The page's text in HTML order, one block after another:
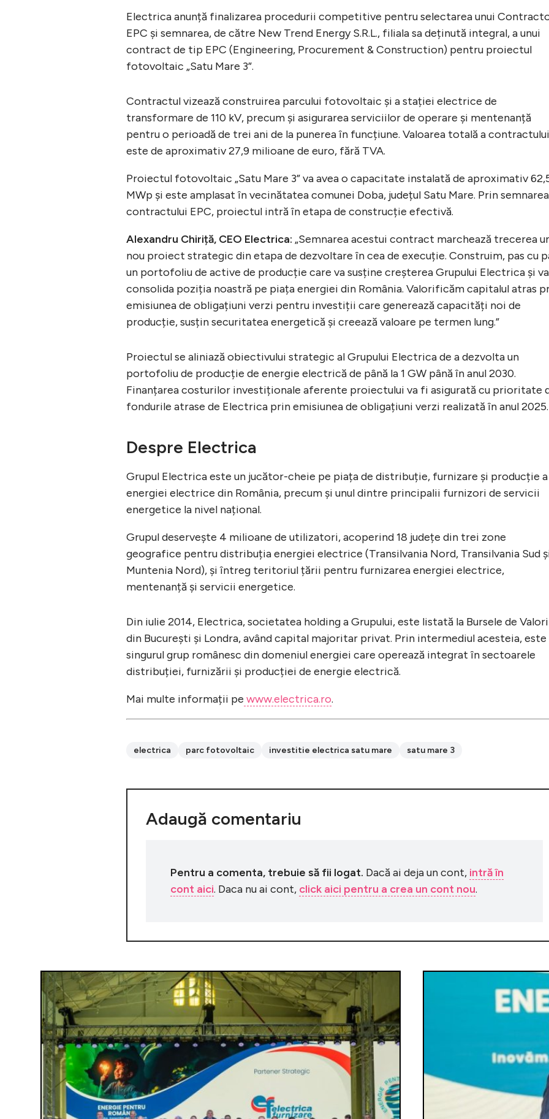
Electrica anunță finalizarea procedurii competitive pentru selectarea unui
EPC și semnarea, de către New Trend Energy S.R.L., filiala sa deținută integral, a unui
contract de tip EPC (Engineering, Procurement & Construction) pentru proiectul
fotovoltaic „Satu Mare 3”.
Contractul vizează construirea parcului fotovoltaic și a stației electrice de
transformare de 110 kV, precum și asigurarea serviciilor de operare și mentenanță
pentru o perioadă de trei ani de la punerea în funcțiune. Valoarea totală a contractului
este de aproximativ 27,9 milioane de euro, fără TVA.
Proiectul fotovoltaic „Satu Mare 3” va avea o capacitate instalată de aproximativ
MWp și este amplasat în vecinătatea comunei Doba, județul Satu Mare. Prin semnarea
contractului EPC, proiectul intră în etapa de construcție efectivă.
Alexandru Chiriță, CEO Electrica: „Semnarea acestui contract marchează trecerea
nou proiect strategic din etapa de dezvoltare în cea de execuție. Construim, pas cu
un portofoliu de active de producție care va susține creșterea Grupului Electrica și va
consolida poziția noastră pe piața energiei din România. Valorificăm capitalul atras
emisiunea de obligațiuni verzi pentru investiții care generează capacități noi de
producție, susțin securitatea energetică și creează valoare pe termen lung.”
Proiectul se aliniază obiectivului strategic al Grupului Electrica de a dezvolta un
portofoliu de producție de energie electrică de până la 1 GW până în anul 2030.
Finanțarea costurilor investiționale aferente proiectului va fi asigurată cu prioritate
fondurile atrase de Electrica prin emisiunea de obligațiuni verzi realizată în anul 2025.
Despre Electrica
Grupul Electrica este un jucător-cheie pe piața de distribuție, furnizare și producție a
energiei electrice din România, precum și unul dintre principalii furnizori de servicii
energetice la nivel național.
Grupul deservește 4 milioane de utilizatori, acoperind 18 județe din trei zone
geografice pentru distribuția energiei electrice (Transilvania Nord, Transilvania Sud
Muntenia Nord), și întreg teritoriul țării pentru furnizarea energiei electrice,
mentenanță și servicii energetice.
Din iulie 2014, Electrica, societatea holding a Grupului, este listată la Bursele de Valori
din București și Londra, având capital majoritar privat. Prin intermediul acesteia, este
singurul grup românesc din domeniul energiei care operează integrat în sectoarele
distribuției, furnizării și producției de energie electrică.
Mai multe informații pe www.electrica.ro.
electrica parc fotovoltaic investitie electrica satu mare satu mare 3
Adaugă comentariu
Pentru a comenta, trebuie să fii logat. Dacă ai deja un cont, intră în
cont aici. Daca nu ai cont, click aici pentru a crea un cont nou.